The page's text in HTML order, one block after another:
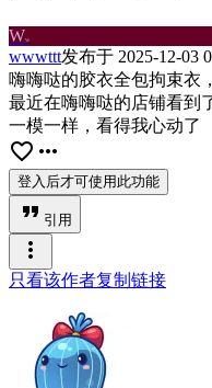
Ww
wwwttt发布于 2025-12-03
嗨嗨哒的胶衣全包拘束衣
最近在嗨嗨哒的店铺看到
一模一样，看得我心动了
favorite_border more_horiz
登入后才可使用此功能
format_quote 引用
more_vert
只看该作者复制链接